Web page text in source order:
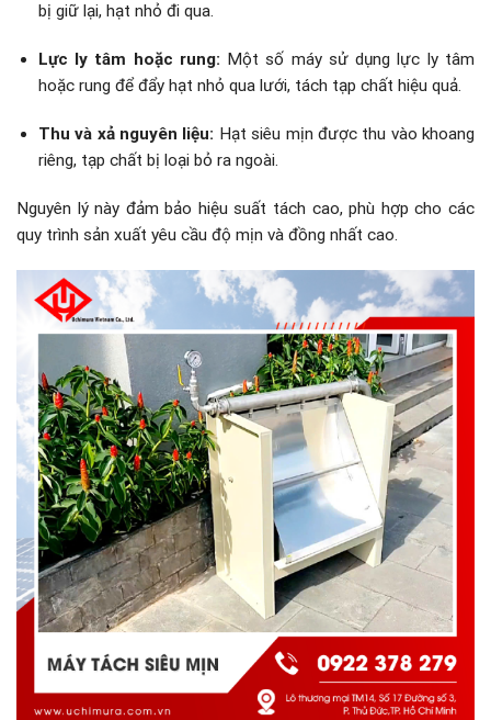
bị giữ lại, hạt nhỏ đi qua.
Lực ly tâm hoặc rung: Một số máy sử dụng lực ly tâm
hoặc rung để đẩy hạt nhỏ qua lưới, tách tạp chất hiệu quả.
Thu và xả nguyên liệu: Hạt siêu mịn được thu vào khoang
riêng, tạp chất bị loại bỏ ra ngoài.
Nguyên lý này đảm bảo hiệu suất tách cao, phù hợp cho các
quy trình sản xuất yêu cầu độ mịn và đồng nhất cao.